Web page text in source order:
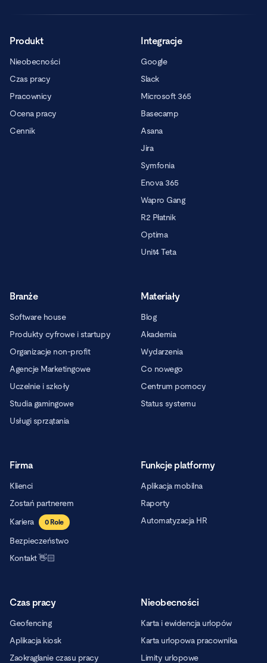
Produkt
Nieobecności
Czas pracy
Pracownicy
Ocena pracy
Cennik
Integracje
Google
Slack
Microsoft 365
Basecamp
Asana
Jira
Symfonia
Enova 365
Wapro Gang
R2 Płatnik
Optima
Unit4 Teta
Branże
Software house
Produkty cyfrowe i startupy
Organizacje non-profit
Agencje Marketingowe
Uczelnie i szkoły
Studia gamingowe
Usługi sprzątania
Materiały
Blog
Akademia
Wydarzenia
Co nowego
Centrum pomocy
Status systemu
Firma
Klienci
Zostań partnerem
Kariera
0Role
Bezpieczeństwo
Kontakt 👋🏻
Funkcje platformy
Aplikacja mobilna
Raporty
Automatyzacja HR
Czas pracy
Geofencing
Aplikacja kiosk
Zaokrąglanie czasu pracy
Nieobecności
Karta i ewidencja urlopów
Karta urlopowa pracownika
Limity urlopowe